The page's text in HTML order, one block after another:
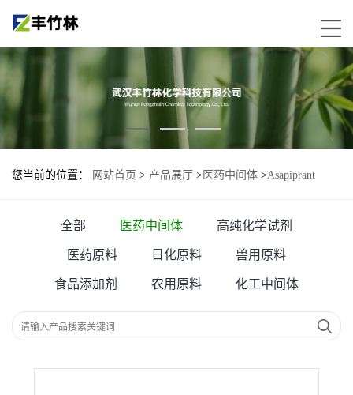
您当前的位置： 网站首页 > 产品展厅 > 医药中间体 >Asapiprant
全部 医药中间体 高纯化学试剂
医药原料 日化原料 兽用原料
食品添加剂 农用原料 化工中间体